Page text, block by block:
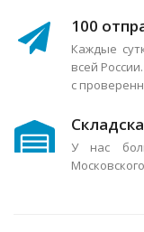
100
Каждые
всей
с
У нас